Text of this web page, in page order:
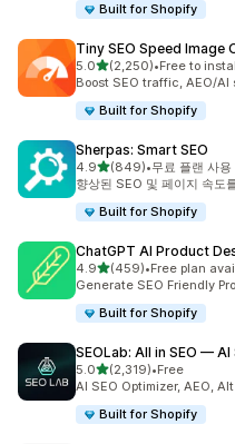
Built for Shopify
Tiny SEO Speed Image
5.0별 5개 중
(2,250)
총 리뷰 2250개
•Free to
Boost SEO traffic, AEO/
Built for Shopify
Sherpas: Smart SEO
4.9별 5개 중
(849)
총 리뷰 849개
•무료 플랜 사용
향상된 SEO 및 페이지 속도
Built for Shopify
ChatGPT AI Product
4.9별 5개 중
(459)
총 리뷰 459개
•Free plan
Generate SEO Friendly
Built for Shopify
SEOLab: All in SEO — AI
5.0별 5개 중
(2,319)
총 리뷰 2319개
•Free
AI SEO Optimizer, AEO,
Built for Shopify